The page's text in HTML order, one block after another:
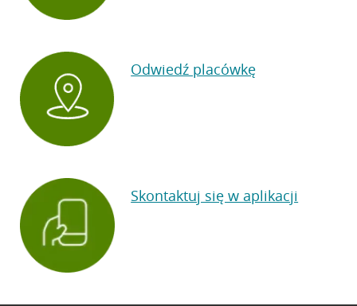
Odwiedź placówkę
Skontaktuj się w aplikacji